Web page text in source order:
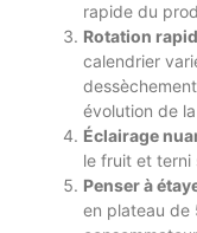
rapide du
Rotation
calendrier
évolution de
Éclairage
le fruit et terni
Penser à
en plateau de